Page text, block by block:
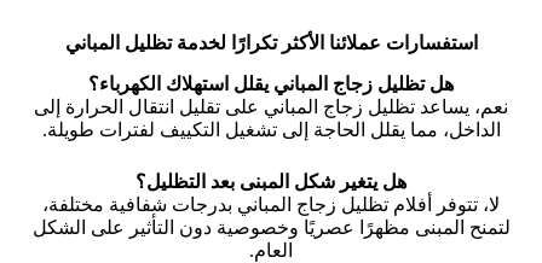
استفسارات عملائنا الأكثر تكرارًا لخدمة تظليل المباني
هل تظليل زجاج المباني يقلل استهلاك الكهرباء؟
نعم، يساعد تظليل زجاج المباني على تقليل انتقال الحرارة إلى
الداخل، مما يقلل الحاجة إلى تشغيل التكييف لفترات طويلة.
هل يتغير شكل المبنى بعد التظليل؟
لا، تتوفر أفلام تظليل زجاج المباني بدرجات شفافية مختلفة،
لتمنح المبنى مظهرًا عصريًا وخصوصية دون التأثير على الشكل
العام.